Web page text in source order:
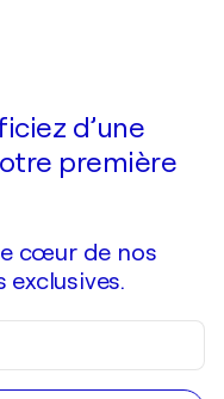
d’une
première
cœur de nos